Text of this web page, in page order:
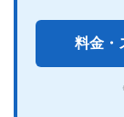
料金・